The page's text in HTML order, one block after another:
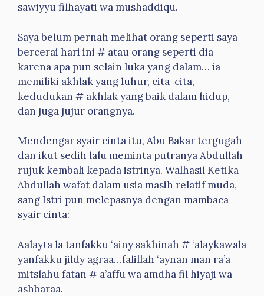
sawiyyu filhayati wa mushaddiqu.
Saya belum pernah melihat orang seperti saya
bercerai hari ini # atau orang seperti dia
karena apa pun selain luka yang dalam… ia
memiliki akhlak yang luhur, cita-cita,
kedudukan # akhlak yang baik dalam hidup,
dan juga jujur orangnya.
Mendengar syair cinta itu, Abu Bakar tergugah
dan ikut sedih lalu meminta putranya Abdullah
rujuk kembali kepada istrinya. Walhasil Ketika
Abdullah wafat dalam usia masih relatif muda,
sang Istri pun melepasnya dengan mambaca
syair cinta:
Aalayta la tanfakku ‘ainy sakhinah # ‘alaykawala
yanfakku jildy agraa…falillah ‘aynan man ra’a
mitslahu fatan # a’affu wa amdha fil hiyaji wa
ashbaraa.